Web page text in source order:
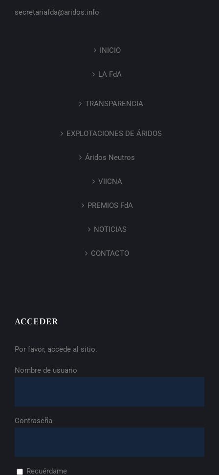
secretariafda@aridos.info
INICIO
LA FdA
TRANSPARENCIA
EXPLOTACIONES DE ÁRIDOS
Áridos Neutros
VIICNA
PREMIOS FdA
NOTICIAS
CONTACTO
ACCEDER
Por favor, accede al sitio.
Nombre de usuario
Contraseña
Recuérdame